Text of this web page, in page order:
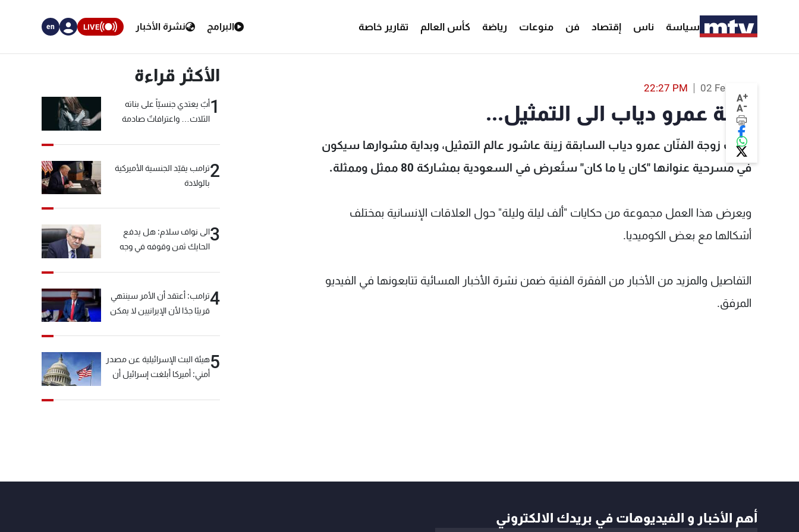
سياسة ناس إقتصاد فن منوعات رياضة كأس العالم تقارير خاصة البرامج نشرة الأخبار LIVE
en
A+
A-
02 Feb 2022
22:27 PM
زوجة عمرو دياب الى التمثيل...
دخلت زوجة الفنّان عمرو دياب السابقة زينة عاشور عالم التمثيل، وبداية مشوارها سيكون
في مسرحية عنوانها "كان يا ما كان" ستُعرض في السعودية بمشاركة 80 ممثل وممثلة.
ويعرض هذا العمل مجموعة من حكايات "ألف ليلة وليلة" حول العلاقات الإنسانية بمختلف
أشكالها مع بعض الكوميديا.
التفاصيل والمزيد من الأخبار من الفقرة الفنية ضمن نشرة الأخبار المسائية تتابعونها في الفيديو
المرفق.
الأكثر قراءة
1أبٌ يعتدي جنسيّاً على بناته
الثلاث… واعترافاتٌ صادمة
2ترامب يقيّد الجنسية الأميركية
بالولادة
3الى نواف سلام: هل يدفع
الحايك ثمن وقوفه في وجه
4ترامب: أعتقد أن الأمر سينتهي
قريبًا جدًا لأن الإيرانيين لا يمكن
5هيئة البث الإسرائيلية عن مصدر
أمني: أميركا أبلغت إسرائيل أن
أهم الأخبار و الفيديوهات في بريدك الالكتروني